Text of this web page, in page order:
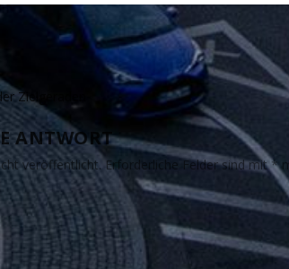
Zielgeraden
ANTWORT
veröffentlicht. Erforderliche Felder sind mit*